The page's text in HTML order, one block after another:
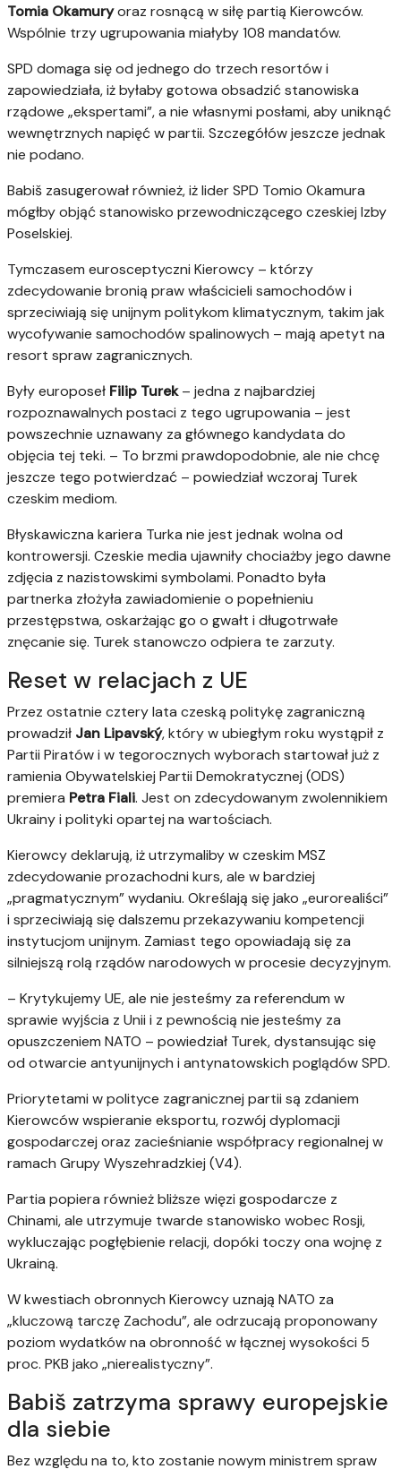
Tomia Okamuryoraz rosnącą w siłę partią Kierowców.
Wspólnie trzy ugrupowania miałyby 108 mandatów.
SPD domaga się od jednego do trzech resortów i
zapowiedziała, iż byłaby gotowa obsadzić stanowiska
rządowe „ekspertami”, a nie własnymi posłami, aby uniknąć
wewnętrznych napięć w partii. Szczegółów jeszcze jednak
nie podano.
Babiš zasugerował również, iż lider SPD Tomio Okamura
mógłby objąć stanowisko przewodniczącego czeskiej Izby
Poselskiej.
Tymczasem eurosceptyczni Kierowcy – którzy
zdecydowanie bronią praw właścicieli samochodów i
sprzeciwiają się unijnym politykom klimatycznym, takim jak
wycofywanie samochodów spalinowych – mają apetyt na
resort spraw zagranicznych.
Były europoseł Filip Turek– jedna z najbardziej
rozpoznawalnych postaci z tego ugrupowania – jest
powszechnie uznawany za głównego kandydata do
objęcia tej teki. – To brzmi prawdopodobnie, ale nie chcę
jeszcze tego potwierdzać – powiedział wczoraj Turek
czeskim mediom.
Błyskawiczna kariera Turka nie jest jednak wolna od
kontrowersji. Czeskie media ujawniły chociażby jego dawne
zdjęcia z nazistowskimi symbolami. Ponadto była
partnerka złożyła zawiadomienie o popełnieniu
przestępstwa, oskarżając go o gwałt i długotrwałe
znęcanie się. Turek stanowczo odpiera te zarzuty.
Reset w relacjach z UE
Przez ostatnie cztery lata czeską politykę zagraniczną
prowadził Jan Lipavský, który w ubiegłym roku wystąpił z
Partii Piratów i w tegorocznych wyborach startował już z
ramienia Obywatelskiej Partii Demokratycznej (ODS)
premiera Petra Fiali. Jest on zdecydowanym zwolennikiem
Ukrainy i polityki opartej na wartościach.
Kierowcy deklarują, iż utrzymaliby w czeskim MSZ
zdecydowanie prozachodni kurs, ale w bardziej
„pragmatycznym” wydaniu. Określają się jako „eurorealiści”
i sprzeciwiają się dalszemu przekazywaniu kompetencji
instytucjom unijnym. Zamiast tego opowiadają się za
silniejszą rolą rządów narodowych w procesie decyzyjnym.
– Krytykujemy UE, ale nie jesteśmy za referendum w
sprawie wyjścia z Unii i z pewnością nie jesteśmy za
opuszczeniem NATO – powiedział Turek, dystansując się
od otwarcie antyunijnych i antynatowskich poglądów SPD.
Priorytetami w polityce zagranicznej partii są zdaniem
Kierowców wspieranie eksportu, rozwój dyplomacji
gospodarczej oraz zacieśnianie współpracy regionalnej w
ramach Grupy Wyszehradzkiej (V4).
Partia popiera również bliższe więzi gospodarcze z
Chinami, ale utrzymuje twarde stanowisko wobec Rosji,
wykluczając pogłębienie relacji, dopóki toczy ona wojnę z
Ukrainą.
W kwestiach obronnych Kierowcy uznają NATO za
„kluczową tarczę Zachodu”, ale odrzucają proponowany
poziom wydatków na obronność w łącznej wysokości 5
proc. PKB jako „nierealistyczny”.
Babiš zatrzyma sprawy europejskie
dla siebie
Bez względu na to, kto zostanie nowym ministrem spraw